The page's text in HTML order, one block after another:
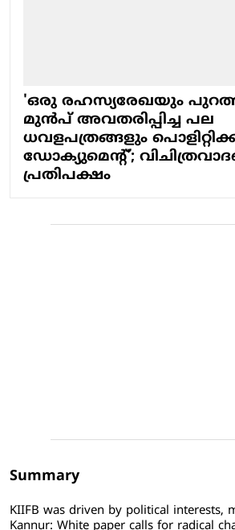
'ഒരു രഹസ്യരേഖയും പുറത്ത്
മുന്‍പ് അവതരിപ്പിച്ച പല
ധവളപത്രങ്ങളും
ഡോക്യുമെന്റ്';
പ്രതിപക്ഷം
Summary
KIIFB was driven by political interests,
Kannur: White paper calls for radical